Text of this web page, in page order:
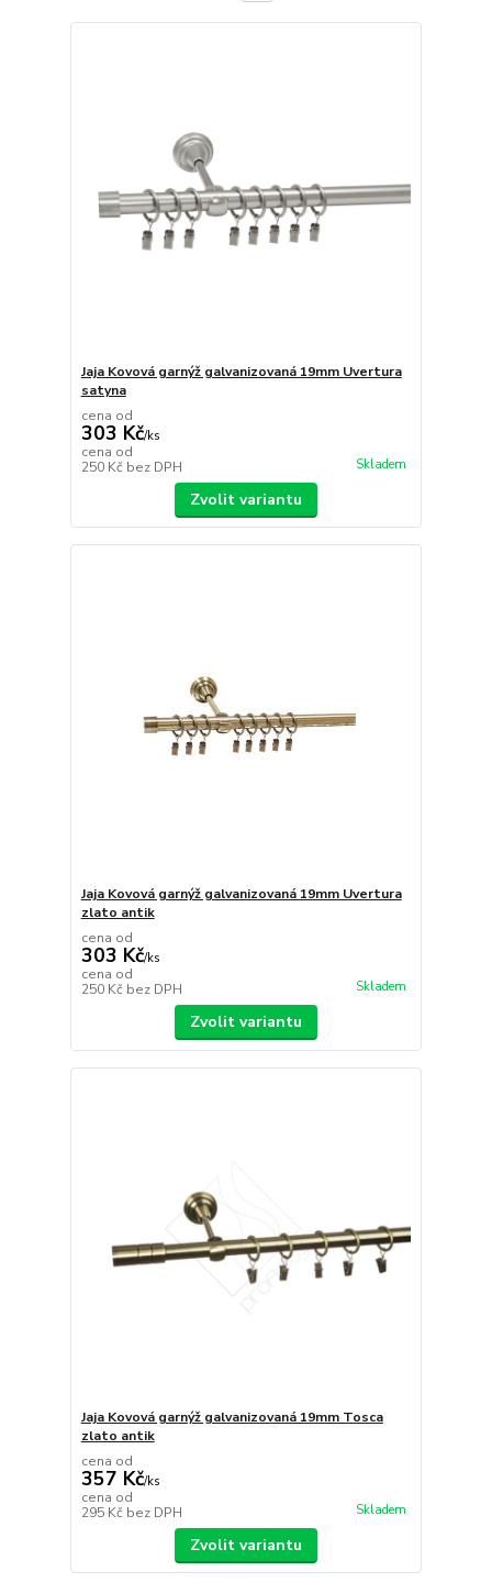
Jaja Kovová garnýž galvanizovaná 19mm Uvertura
satyna
cena od
303 Kč/ks
cena od
250 Kč bez DPH Skladem
Zvolit variantu
Jaja Kovová garnýž galvanizovaná 19mm Uvertura
zlato antik
cena od
303 Kč/ks
cena od
250 Kč bez DPH Skladem
Zvolit variantu
Jaja Kovová garnýž galvanizovaná 19mm Tosca
zlato antik
cena od
357 Kč/ks
cena od
295 Kč bez DPH Skladem
Zvolit variantu